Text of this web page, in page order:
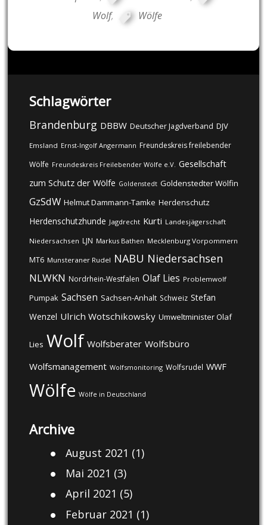
Wolf, Wölfe
Schlagwörter
Brandenburg DBBW Deutscher Jagdverband DJV
Emsland Ernst-Ingolf Angermann Freundeskreis freilebender
Wölfe Freundeskreis Freilebender Wölfe e.V. Gesellschaft
zum Schutz der Wölfe Goldenstedt Goldenstedter Wölfin
GzSdW Helmut Dammann-Tamke Herdenschutz
Herdenschutzhunde Jagdrecht Kurti Landesjägerschaft
Niedersachsen LJN Markus Bathen Mecklenburg Vorpommern
MT6 Munsteraner Rudel NABU Niedersachsen
NLWKN Nordrhein-Westfalen Olaf Lies Problemwolf
Pumpak Sachsen Sachsen-Anhalt Schweiz Stefan
Wenzel Ulrich Wotschikowsky Umweltminister Olaf
Lies Wolf Wolfsberater Wolfsbüro
Wolfsmanagement Wolfsmonitoring Wolfsrudel WWF
Wölfe Wölfe in Deutschland
Archive
August 2021 (1)
Mai 2021 (3)
April 2021 (5)
Februar 2021 (1)